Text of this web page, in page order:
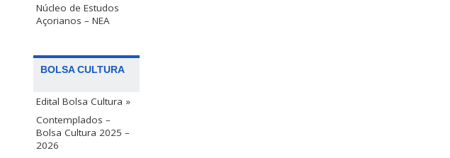
Núcleo de Estudos
Açorianos – NEA
BOLSA CULTURA
Edital Bolsa Cultura »
Contemplados –
Bolsa Cultura 2025 –
2026